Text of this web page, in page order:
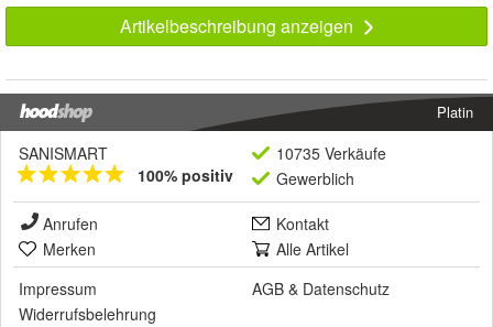
Artikelbeschreibung anzeigen
Platin
SANISMART
100% positiv
10735 Verkäufe
Gewerblich
Anrufen
Kontakt
Merken
Alle Artikel
Impressum
AGB & Datenschutz
Widerrufsbelehrung